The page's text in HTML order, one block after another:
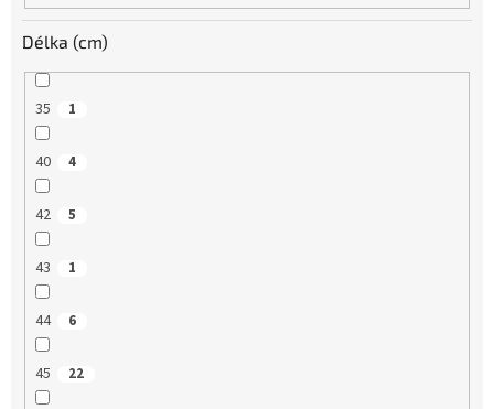
Délka (cm)
35 1
40 4
42 5
43 1
44 6
45 22